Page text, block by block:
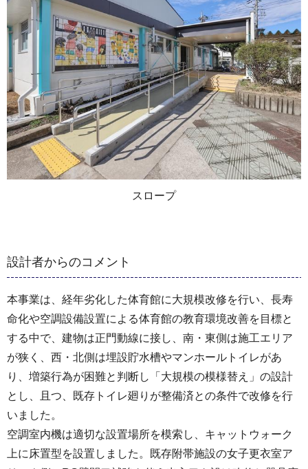
スロープ
設計者からのコメント
本事業は、経年劣化した体育館に大規模改修を行い、長寿
命化や空調設備設置による体育館の教育環境改善を目標と
する中で、建物は正門動線に接し、南・東側は施工エリア
が狭く、西・北側は埋設貯水槽やマンホールトイレがあ
り、増築行為が困難と判断し「大規模の模様替え」の設計
とし、且つ、既存トイレ廻りが整備済との条件で改修を行
いました。
空調室内機は適切な設置場所を模索し、キャットウォーク
上に床置型を設置しました。既存附帯施設の女子更衣室ア